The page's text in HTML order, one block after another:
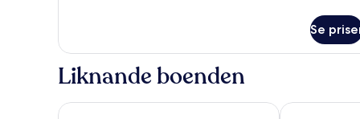
kvinnor
privat
badrum
sovsal
Basic
endast
Se
Liknande boenden
a&o Edinburgh City - Hostel Destiny